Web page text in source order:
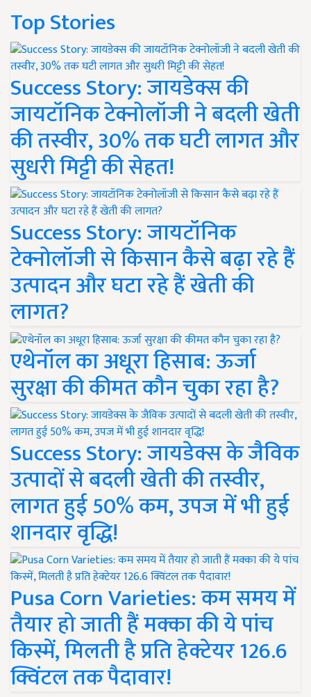
Top Stories
Success Story: जायडेक्स की
जायटॉनिक टेक्नोलॉजी ने बदली खेती
की तस्वीर, 30% तक घटी लागत और
सुधरी मिट्टी की सेहत!
Success Story: जायटॉनिक
टेक्नोलॉजी से किसान कैसे बढ़ा रहे हैं
उत्पादन और घटा रहे हैं खेती की
लागत?
एथेनॉल का अधूरा हिसाब: ऊर्जा
सुरक्षा की कीमत कौन चुका रहा है?
Success Story: जायडेक्स के जैविक
उत्पादों से बदली खेती की तस्वीर,
लागत हुई 50% कम, उपज में भी हुई
शानदार वृद्धि!
Pusa Corn Varieties: कम समय में
तैयार हो जाती हैं मक्का की ये पांच
किस्में, मिलती है प्रति हेक्टेयर 126.6
क्विंटल तक पैदावार!